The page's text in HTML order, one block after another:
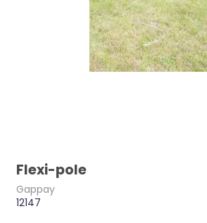
Flexi-pole
Gappay
12147